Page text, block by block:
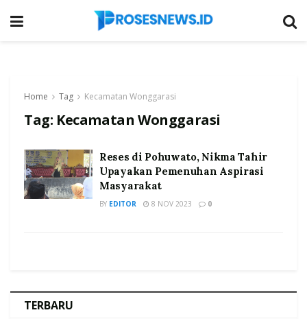
Home Tag Kecamatan Wonggarasi
Tag: Kecamatan Wonggarasi
Reses di Pohuwato, Nikma Tahir
Upayakan Pemenuhan Aspirasi
Masyarakat
BY EDITOR 8 NOV 2023 0
TERBARU